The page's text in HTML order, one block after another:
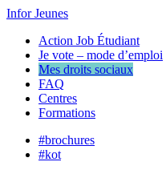
Infor Jeunes
Action Job Étudiant
Je vote – mode d’emploi
Mes droits sociaux
FAQ
Centres
Formations
#brochures
#kot